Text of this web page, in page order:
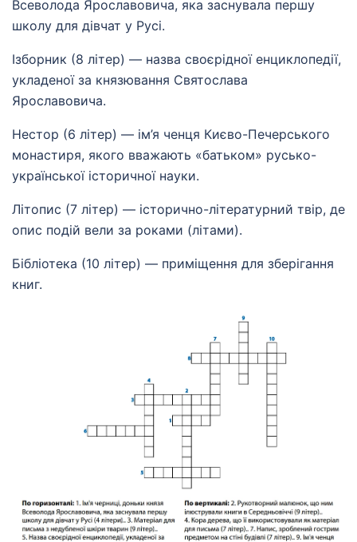
Всеволода Ярославовича, яка заснувала першу
школу для дівчат у Русі.
Ізборник (8 літер) — назва своєрідної енциклопедії,
укладеної за князювання Святослава
Ярославовича.
Нестор (6 літер) — ім’я ченця Києво-Печерського
монастиря, якого вважають «батьком» русько-
української історичної науки.
Літопис (7 літер) — історично-літературний твір, де
опис подій вели за роками (літами).
Бібліотека (10 літер) — приміщення для зберігання
книг.